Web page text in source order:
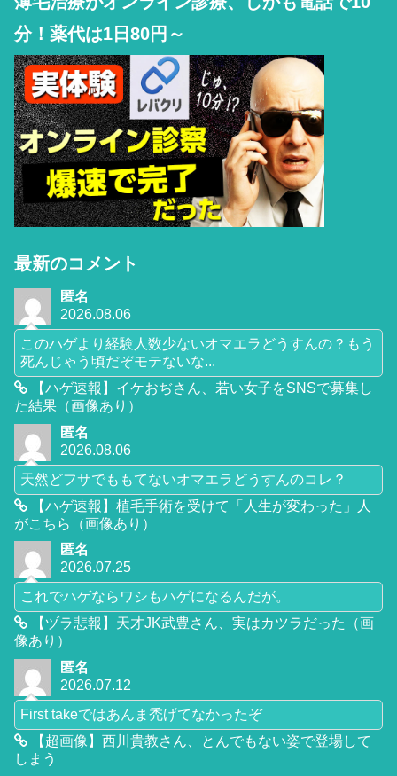
分！薬代は1日80円～
最新のコメント
匿名
2026.08.06
このハゲより経験人数少ないオマエラどうすんの？もう
死んじゃう頃だぞモテないな...
【ハゲ速報】イケおぢさん、若い女子をSNSで募集し
た結果（画像あり）
匿名
2026.08.06
天然どフサでももてないオマエラどうすんのコレ？
【ハゲ速報】植毛手術を受けて「人生が変わった」人
がこちら（画像あり）
匿名
2026.07.25
これでハゲならワシもハゲになるんだが。
【ヅラ悲報】天才JK武豊さん、実はカツラだった（画
像あり）
匿名
2026.07.12
First takeではあんま禿げてなかったぞ
【超画像】西川貴教さん、とんでもない姿で登場して
しまう